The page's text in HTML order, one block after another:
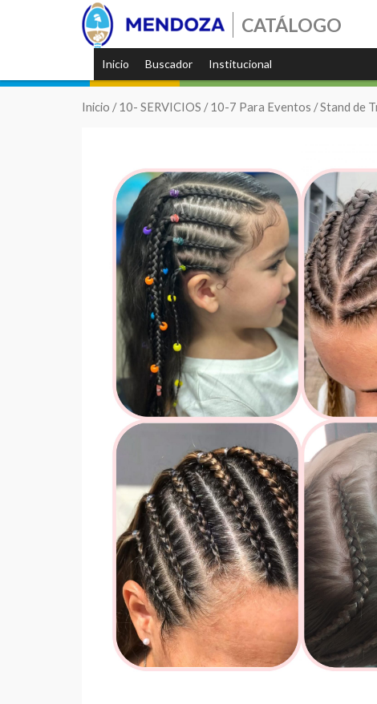
CATÁLOGO
Inicio Buscador Institucional
Inicio /10- SERVICIOS /10-7 Para Eventos / Stand de